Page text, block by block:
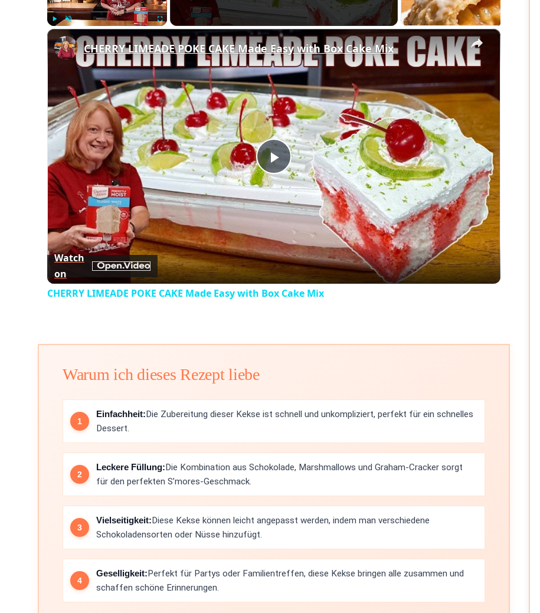
×
Play
Video
CHERRY LIMEADE POKE CAKE Made Easy with Box Cake Mix
Watch
on
CHERRY LIMEADE POKE CAKE Made Easy with Box Cake Mix
Warum ich dieses Rezept liebe
Einfachheit:Die Zubereitung dieser Kekse ist schnell und unkompliziert, perfekt für ein schnelles
Dessert.
Leckere Füllung:Die Kombination aus Schokolade, Marshmallows und Graham-Cracker sorgt
für den perfekten S’mores-Geschmack.
Vielseitigkeit:Diese Kekse können leicht angepasst werden, indem man verschiedene
Schokoladensorten oder Nüsse hinzufügt.
Geselligkeit:Perfekt für Partys oder Familientreffen, diese Kekse bringen alle zusammen und
schaffen schöne Erinnerungen.